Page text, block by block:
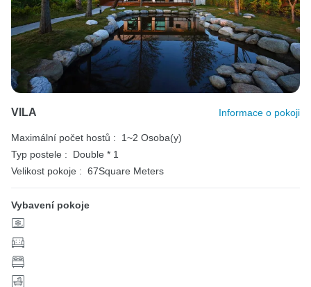
VILA Informace o pokoji
Maximální počet hostů :
1~2 Osoba(y)
Typ postele :
Double * 1
Velikost pokoje : 67Square Meters
Vybavení pokoje